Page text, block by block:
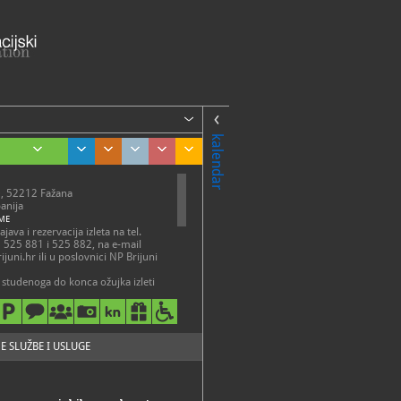
kalendar
52212 Fažana
i rezervacija izleta na tel.
881 i 525 882, na e-mail
ili u poslovnici NP Brijuni
do konca ožujka izleti
Službe za izletnički turizam.
Moguća je kupovina ulaznica
brijuni.hr/hr/ulaznice
brijuni/kulturno-p...
SLUŽBE I USLUGE